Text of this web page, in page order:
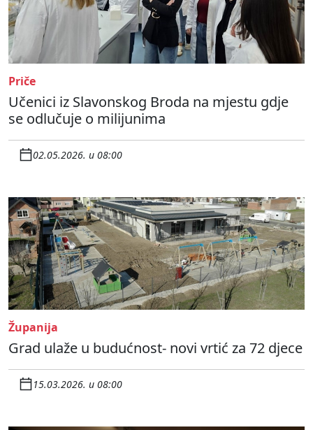
Priče
Učenici iz Slavonskog Broda na mjestu gdje
se odlučuje o milijunima
02.05.2026. u 08:00
Županija
Grad ulaže u budućnost- novi vrtić za 72 djece
15.03.2026. u 08:00